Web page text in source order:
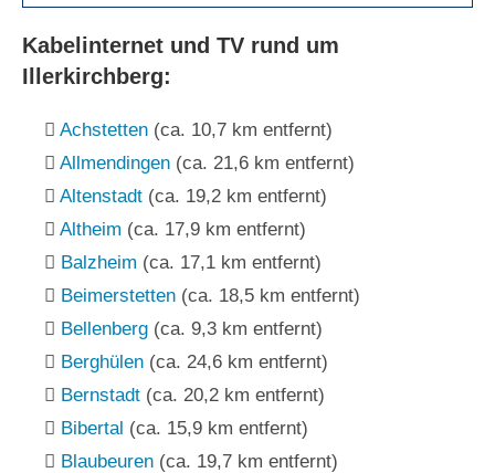
Kabelinternet und TV rund um
Illerkirchberg:
Achstetten (ca. 10,7 km entfernt)
Allmendingen (ca. 21,6 km entfernt)
Altenstadt (ca. 19,2 km entfernt)
Altheim (ca. 17,9 km entfernt)
Balzheim (ca. 17,1 km entfernt)
Beimerstetten (ca. 18,5 km entfernt)
Bellenberg (ca. 9,3 km entfernt)
Berghülen (ca. 24,6 km entfernt)
Bernstadt (ca. 20,2 km entfernt)
Bibertal (ca. 15,9 km entfernt)
Blaubeuren (ca. 19,7 km entfernt)